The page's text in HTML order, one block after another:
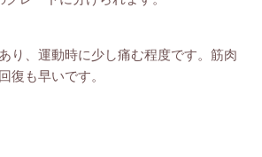
り、運動時に少し痛む程度です。筋肉
復も早いです。